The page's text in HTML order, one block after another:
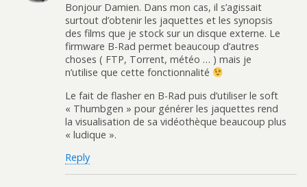
Bonjour Damien. Dans mon cas, il s’agissait
surtout d’obtenir les jaquettes et les synopsis
des films que je stock sur un disque externe. Le
firmware B-Rad permet beaucoup d’autres
choses ( FTP, Torrent, météo … ) mais je
n’utilise que cette fonctionnalité
Le fait de flasher en B-Rad puis d’utiliser le soft
« Thumbgen » pour générer les jaquettes rend
la visualisation de sa vidéothèque beaucoup plus
« ludique ».
Reply